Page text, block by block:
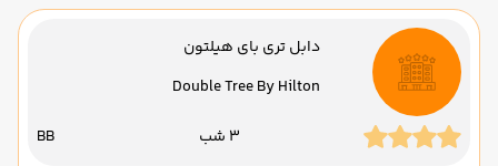
دابل تری بای هیلتون
Double Tree By Hilton
3 شب BB